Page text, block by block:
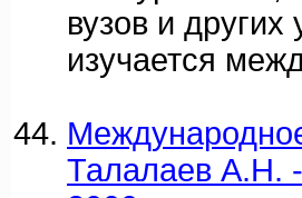
вузов и
изучается
Талалаев А.Н.